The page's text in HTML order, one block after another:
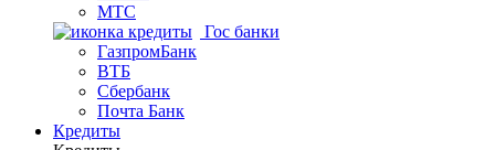
МТС
Гос банки
ГазпромБанк
ВТБ
Сбербанк
Почта Банк
Кредиты